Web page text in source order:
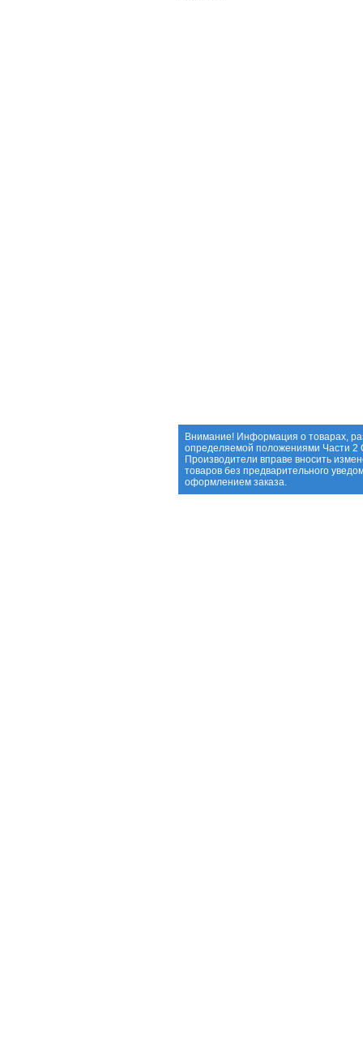
Внимание! Информация о товарах,
определяемой положениями Части 2
Производители вправе вносить
товаров без предварительного
оформлением заказа.